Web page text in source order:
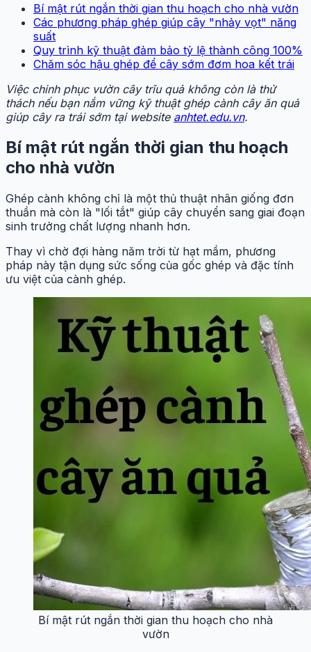
Bí mật rút ngắn thời gian thu hoạch cho nhà vườn
Các phương pháp ghép giúp cây "nhảy vọt" năng
suất
Quy trình kỹ thuật đảm bảo tỷ lệ thành công 100%
Chăm sóc hậu ghép để cây sớm đơm hoa kết trái
Việc chinh phục vườn cây trĩu quả không còn là thử
thách nếu bạn nắm vững kỹ thuật ghép cành cây ăn quả
giúp cây ra trái sớm tại website anhtet.edu.vn.
Bí mật rút ngắn thời gian thu hoạch
cho nhà vườn
Ghép cành không chỉ là một thủ thuật nhân giống đơn
thuần mà còn là "lối tắt" giúp cây chuyển sang giai đoạn
sinh trưởng chất lượng nhanh hơn.
Thay vì chờ đợi hàng năm trời từ hạt mầm, phương
pháp này tận dụng sức sống của gốc ghép và đặc tính
ưu việt của cành ghép.
Bí mật rút ngắn thời gian thu hoạch cho nhà
vườn